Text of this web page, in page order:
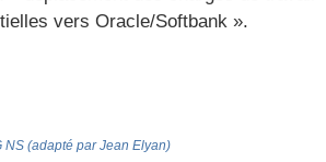
vers Oracle/Softbank ».
NS (adapté par Jean Elyan)